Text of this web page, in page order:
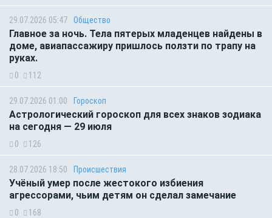
29.07.2026 05:47 Общество
Главное за ночь. Тела пятерых младенцев найдены в
доме, авиапассажиру пришлось ползти по трапу на
руках.
0 112
29.07.2026 01:00 Гороскоп
Астрологический гороскоп для всех знаков зодиака
на сегодня — 29 июля
0 126
28.07.2026 18:50 Происшествия
Учёный умер после жестокого избиения
агрессорами, чьим детям он сделал замечание
0 168